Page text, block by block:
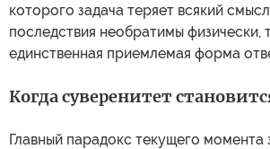
которого задача теряет всякий
последствия необратимы физически,
единственная приемлемая форма
Когда суверенитет
Главный парадокс текущего момента